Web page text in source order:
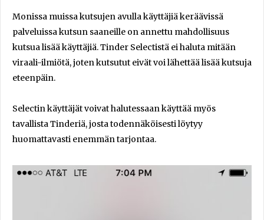
Monissa muissa kutsujen avulla käyttäjiä keräävissä
palveluissa kutsun saaneille on annettu mahdollisuus
kutsua lisää käyttäjiä. Tinder Selectistä ei haluta mitään
viraali-ilmiötä, joten kutsutut eivät voi lähettää lisää kutsuja
eteenpäin.
Selectin käyttäjät voivat halutessaan käyttää myös
tavallista Tinderiä, josta todennäköisesti löytyy
huomattavasti enemmän tarjontaa.